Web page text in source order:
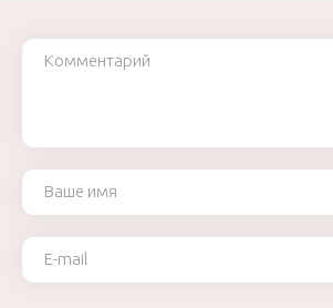
Комментарий
Ваше имя
Ваш e-mail